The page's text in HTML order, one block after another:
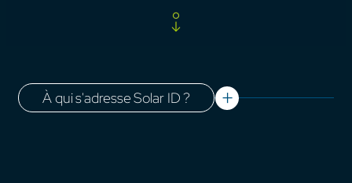
À qui s'adresse Solar ID ?